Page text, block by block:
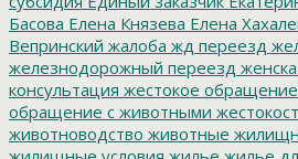
Басова Елена Князева Елена
Вепринский жалоба жд переезд
железнодорожный переезд
консультация жестокое
обращение с животными
животноводство животные